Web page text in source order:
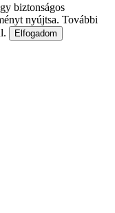
biztonságos
nyújtsa. További
Elfogadom